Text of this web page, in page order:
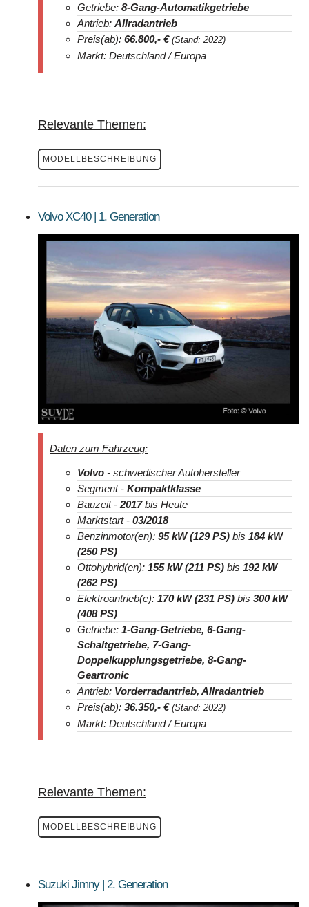
Getriebe: 8-Gang-Automatikgetriebe
Antrieb: Allradantrieb
Preis(ab): 66.800,- € (Stand: 2022)
Markt: Deutschland / Europa
Relevante Themen:
MODELLBESCHREIBUNG
Volvo XC40 | 1. Generation
Daten zum Fahrzeug:
Volvo - schwedischer Autohersteller
Segment - Kompaktklasse
Bauzeit - 2017bis Heute
Marktstart - 03/2018
Benzinmotor(en): 95 kW (129 PS) bis 184 kW
(250 PS)
Ottohybrid(en): 155 kW (211 PS) bis 192 kW
(262 PS)
Elektroantrieb(e): 170 kW (231 PS) bis 300 kW
(408 PS)
Getriebe: 1-Gang-Getriebe, 6-Gang-
Schaltgetriebe, 7-Gang-
Doppelkupplungsgetriebe, 8-Gang-
Geartronic
Antrieb: Vorderradantrieb, Allradantrieb
Preis(ab): 36.350,- € (Stand: 2022)
Markt: Deutschland / Europa
Relevante Themen:
MODELLBESCHREIBUNG
Suzuki Jimny | 2. Generation